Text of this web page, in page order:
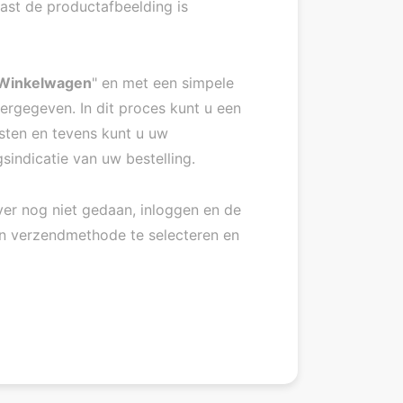
de productafbeelding is
" en met een simpele
In dit proces kunt u een
en tevens kunt u uw
van uw bestelling.
nog niet gedaan, inloggen en de
verzendmethode te selecteren en